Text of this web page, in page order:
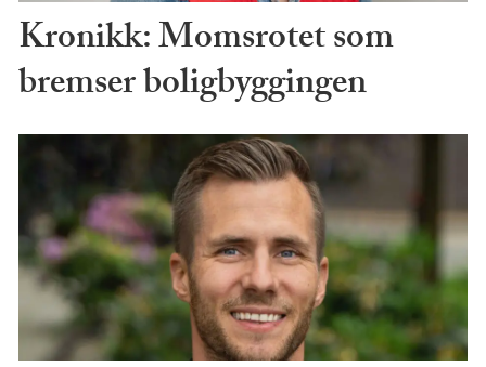
Kronikk: Momsrotet som
bremser boligbyggingen